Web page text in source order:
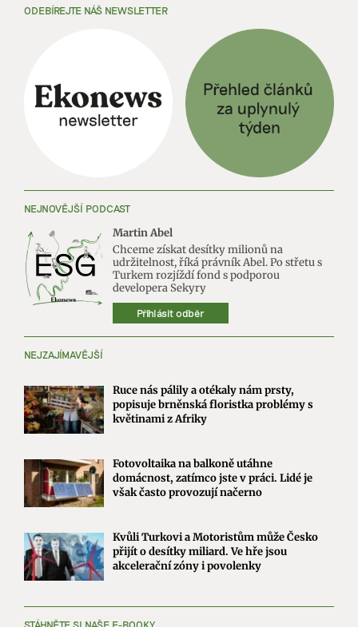
ODEBÍREJTE NÁŠ NEWSLETTER
NEJNOVĚJŠÍ PODCAST
Martin Abel
Chceme získat desítky milionů na
udržitelnost, říká právník Abel. Po střetu s
Turkem rozjíždí fond s podporou
developera Sekyry
Přihlásit odběr
NEJZAJÍMAVĚJŠÍ
Ruce nás pálily a otékaly nám prsty,
popisuje brněnská floristka problémy s
květinami z Afriky
Fotovoltaika na balkoně utáhne
domácnost, zatímco jste v práci. Lidé je
však často provozují načerno
Kvůli Turkovi a Motoristům může Česko
přijít o desítky miliard. Ve hře jsou
akcelerační zóny i povolenky